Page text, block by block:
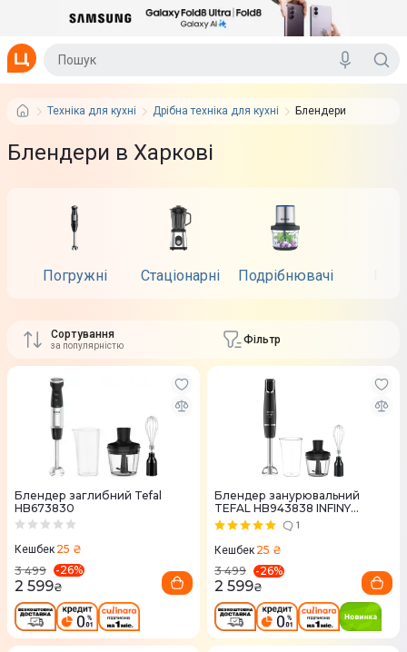
Техніка для кухні Дрібна техніка для кухні Блендери
Блендери в Харкові
Погружні Стаціонарні Подрібнювачі
Сортування
за популярністю Фільтр
Блендер заглибний Tefal
HB673830
Кешбек 25 ₴
3 499
-26%
2 599₴
Блендер занурювальний
TEFAL HB943838 INFINY
FORCE 3 в 1
1
Кешбек 25 ₴
3 499
-26%
2 599₴